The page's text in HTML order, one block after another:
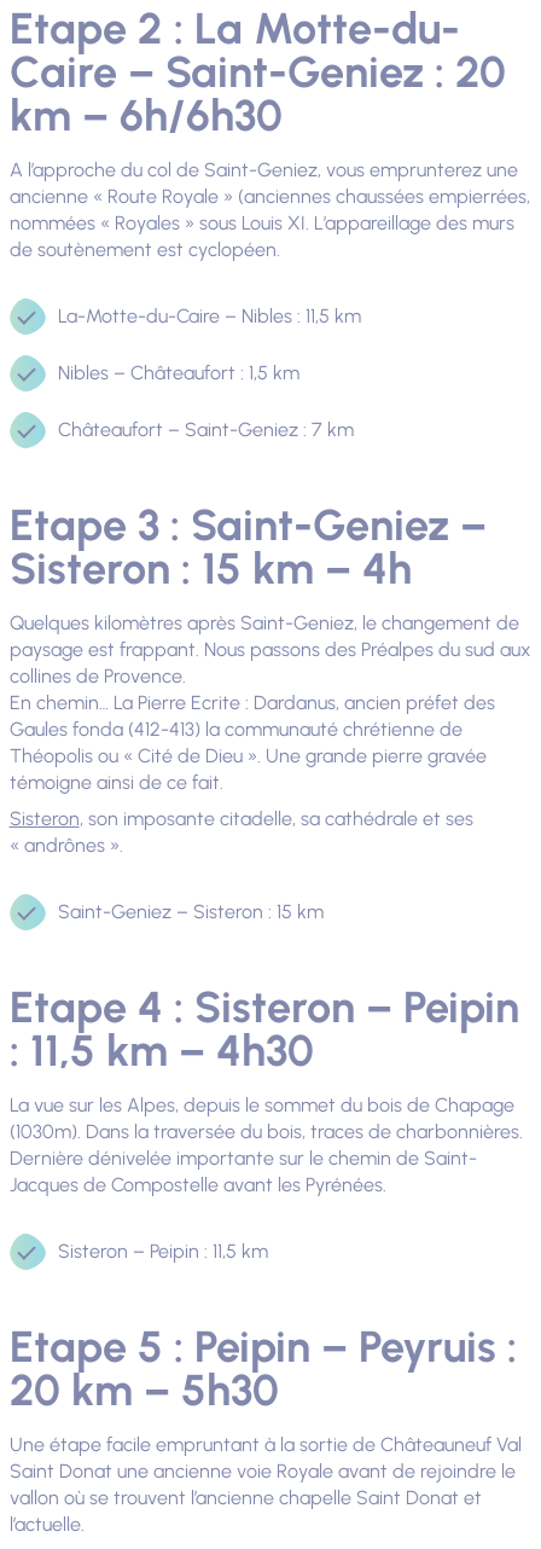
Etape 2 : La Motte-du-
Caire – Saint-Geniez : 20
km – 6h/6h30
A l’approche du col de Saint-Geniez, vous emprunterez une
ancienne « Route Royale » (anciennes chaussées empierrées,
nommées « Royales » sous Louis XI. L’appareillage des murs
de soutènement est cyclopéen.
La-Motte-du-Caire – Nibles : 11,5 km
Nibles – Châteaufort : 1,5 km
Châteaufort – Saint-Geniez : 7 km
Etape 3 : Saint-Geniez –
Sisteron : 15 km – 4h
Quelques kilomètres après Saint-Geniez, le changement de
paysage est frappant. Nous passons des Préalpes du sud aux
collines de Provence.
En chemin… La Pierre Ecrite : Dardanus, ancien préfet des
Gaules fonda (412-413) la communauté chrétienne de
Théopolis ou « Cité de Dieu ». Une grande pierre gravée
témoigne ainsi de ce fait.
Sisteron, son imposante citadelle, sa cathédrale et ses
« andrônes ».
Saint-Geniez – Sisteron : 15 km
Etape 4 : Sisteron – Peipin
: 11,5 km – 4h30
La vue sur les Alpes, depuis le sommet du bois de Chapage
(1030m). Dans la traversée du bois, traces de charbonnières.
Dernière dénivelée importante sur le chemin de Saint-
Jacques de Compostelle avant les Pyrénées.
Sisteron – Peipin : 11,5 km
Etape 5 : Peipin – Peyruis :
20 km – 5h30
Une étape facile empruntant à la sortie de Châteauneuf Val
Saint Donat une ancienne voie Royale avant de rejoindre le
vallon où se trouvent l’ancienne chapelle Saint Donat et
l’actuelle.